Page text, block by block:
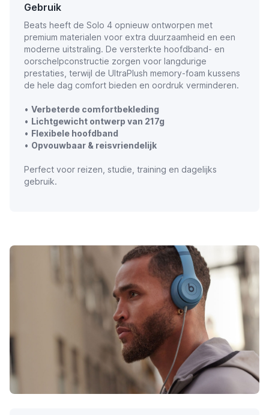
Gebruik
Beats heeft de Solo 4 opnieuw ontworpen met
premium materialen voor extra duurzaamheid en een
moderne uitstraling. De versterkte hoofdband- en
oorschelpconstructie zorgen voor langdurige
prestaties, terwijl de UltraPlush memory-foam kussens
de hele dag comfort bieden en oordruk verminderen.
• Verbeterde comfortbekleding
• Lichtgewicht ontwerp van 217g
• Flexibele hoofdband
• Opvouwbaar & reisvriendelijk
Perfect voor reizen, studie, training en dagelijks
gebruik.